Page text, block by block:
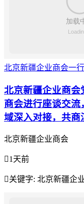
北京新疆企业商会一
北京新疆企业商会
商会进行座谈交
域深入对接，共商
北京新疆企业商会
1天前
关键字: 北京新疆企